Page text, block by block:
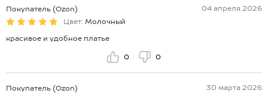
Покупатель (Ozon)
04 апреля 2026
Цвет: Молочный
красивое и удобное платье
0 0
Покупатель (Ozon)
30 марта 2026